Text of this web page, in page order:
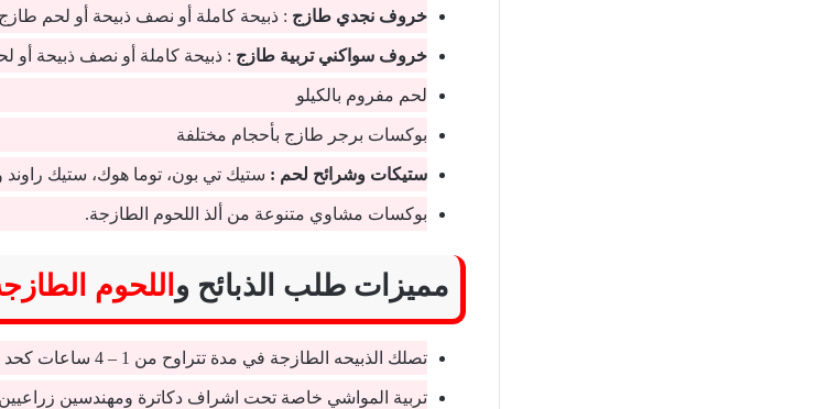
خروف نجدي طازج : ذبيحة كاملة أو نصف ذبيحة أو لحم طازج
خروف سواكني تربية طازج : ذبيحة كاملة أو نصف ذبيحة أو
لحم مفروم بالكيلو
بوكسات برجر طازج بأحجام مختلفة
ستيكات وشرائح لحم : ستيك تي بون، توما هوك، ستيك راوند
بوكسات مشاوي متنوعة من ألذ اللحوم الطازجة.
مميزات طلب الذبائح و اللحوم
تصلك الذبيحه الطازجة في مدة تتراوح من 1 – 4 ساعات كحد أقصى داخل الرياض .
تربية المواشي خاصة تحت اشراف دكاترة ومهندسين